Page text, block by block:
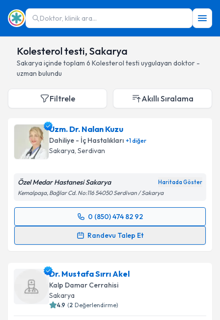
Doktor, klinik ara...
Kolesterol testi, Sakarya
Sakarya içinde toplam 6 Kolesterol testi uygulayan doktor -
uzman bulundu
Filtrele Akıllı Sıralama
Uzm. Dr. Nalan Kuzu
Dahiliye - İç Hastalıkları +1diğer
Sakarya, Serdivan
Özel Medar Hastanesi Sakarya Haritada Göster
Kemalpaşa, Bağlar Cd. No:116 54050 Serdivan / Sakarya
0 (850) 474 82 92
Randevu Talep Et
Randevu Takvimi Talebi
takvim hazırlandığında e-posta ile bilgilendireceğiz.
E-posta Adresiniz
Dr. Mustafa Sırrı Akel
Kalp Damar Cerrahisi
Sakarya
4.9 (2 Değerlendirme)